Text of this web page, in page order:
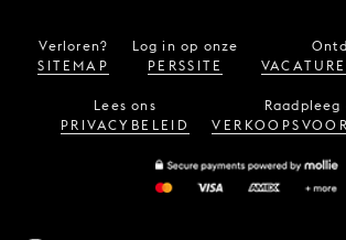
Verloren?
SITEMAP
Log in op onze
PERSSITE
Lees ons
PRIVACYBELEID
Raadpleeg